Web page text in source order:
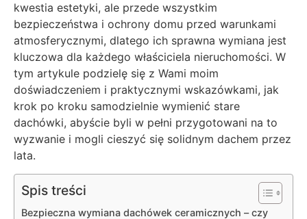
kwestia estetyki, ale przede wszystkim
bezpieczeństwa i ochrony domu przed warunkami
atmosferycznymi, dlatego ich sprawna wymiana jest
kluczowa dla każdego właściciela nieruchomości. W
tym artykule podzielę się z Wami moim
doświadczeniem i praktycznymi wskazówkami, jak
krok po kroku samodzielnie wymienić stare
dachówki, abyście byli w pełni przygotowani na to
wyzwanie i mogli cieszyć się solidnym dachem przez
lata.
Spis treści
Bezpieczna wymiana dachówek ceramicznych – czy